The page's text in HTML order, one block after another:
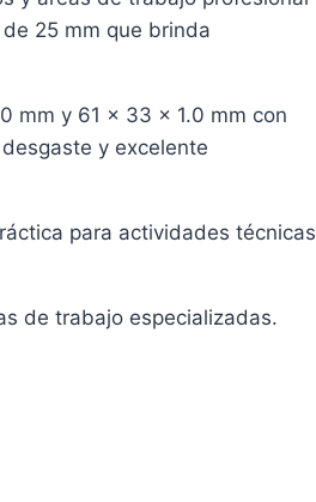
25 mm que brinda
mm y 61 x 33 x 1.0 mm con
y excelente
para actividades técnicas
de trabajo especializadas.